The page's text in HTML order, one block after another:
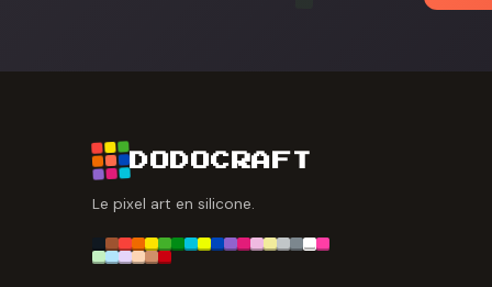
DODOCRAFT
Le pixel art en silicone.